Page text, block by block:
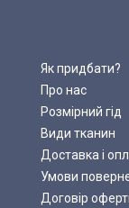
Як придбати?
Про нас
Розмірний гід
Види тканин
Доставка і
Умови
Договір